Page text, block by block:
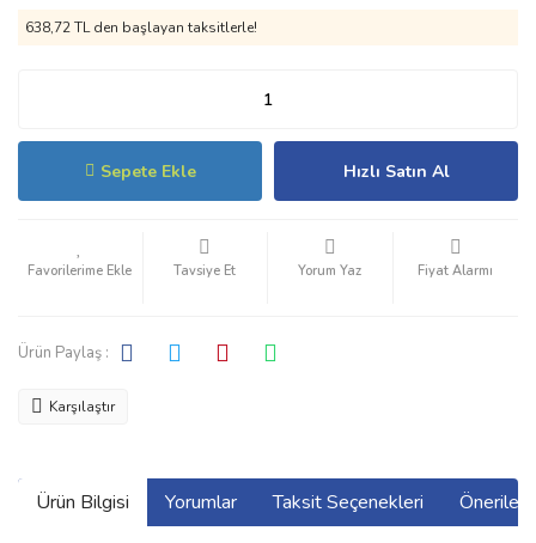
638,72 TL den başlayan taksitlerle!
Sepete Ekle Hızlı Satın Al
Tavsiye Et Yorum Yaz Fiyat Alarmı
Ürün Paylaş :
Karşılaştır
Ürün Bilgisi Yorumlar Taksit Seçenekleri